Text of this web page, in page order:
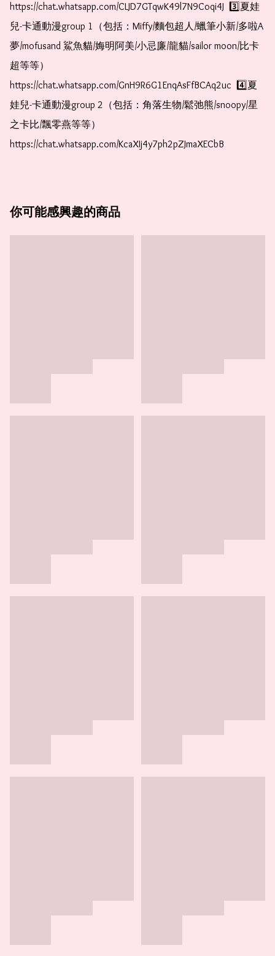
https://chat.whatsapp.com/CLJD7GTqwK49l7N9Coqi4J  3️⃣夏娃
兒-卡通動漫group 1（包括：Miffy/麵包超人/蠟筆小新/多啦A
夢/mofusand 鯊魚貓/娒明阿美/小忌廉/龍貓/sailor moon/比卡
超等等）
https://chat.whatsapp.com/GnH9R6G1EnqAsFfBCAq2uc  4️⃣夏
娃兒-卡通動漫group 2（包括：角落生物/鬆弛熊/snoopy/星
之卡比/飄零燕等等）
https://chat.whatsapp.com/KcaXIj4y7ph2pZJmaXECbB
你可能感興趣的商品